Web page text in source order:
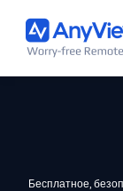
Бесплатное,